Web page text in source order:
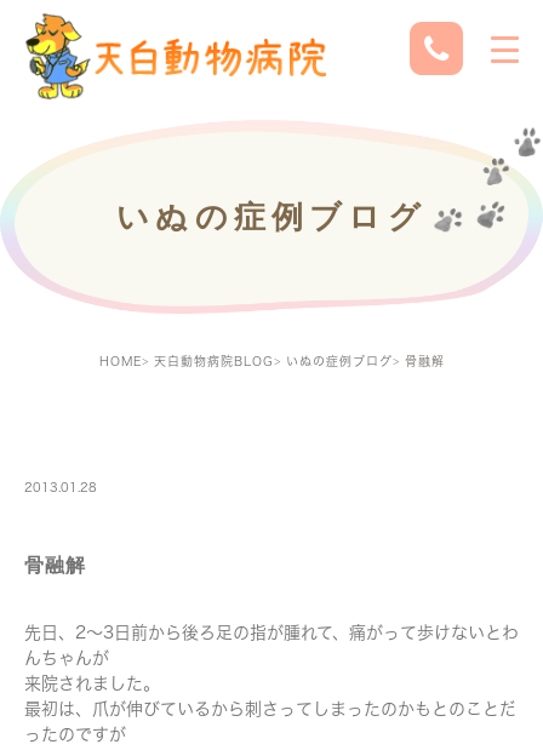
いぬの症例ブログ
HOME 天白動物病院BLOG いぬの症例ブログ 骨融解
2013.01.28
骨融解
先日、2～3日前から後ろ足の指が腫れて、痛がって歩けないとわ
んちゃんが
来院されました。
最初は、爪が伸びているから刺さってしまったのかもとのことだ
ったのですが